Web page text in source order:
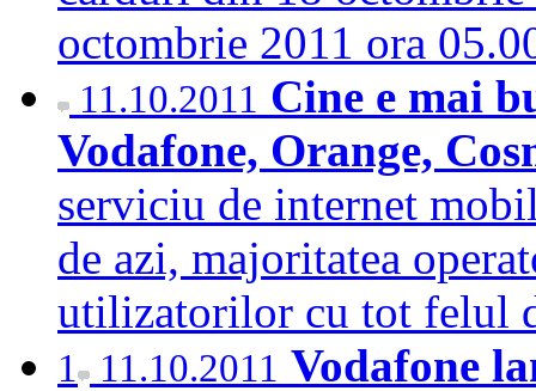
octombrie 2011 ora
11.10.2011 Cine e mai
Vodafone, Orange,
serviciu de internet
de azi, majoritatea
utilizatorilor cu tot
1 11.10.2011 Vodafone